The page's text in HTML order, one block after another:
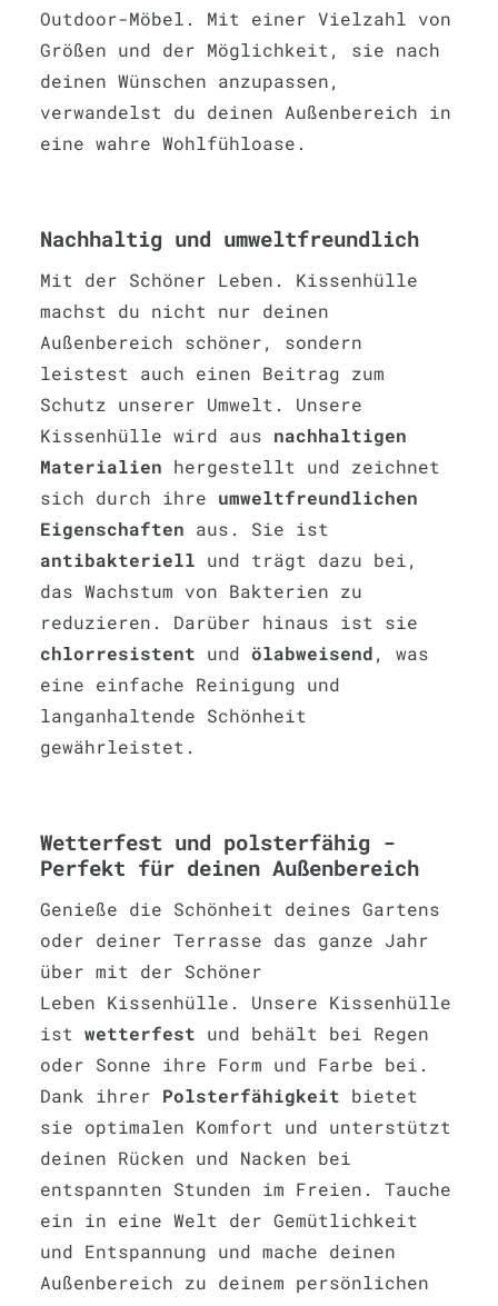
Outdoor-Möbel. Mit einer Vielzahl von
Größen und der Möglichkeit, sie nach
deinen Wünschen anzupassen,
verwandelst du deinen Außenbereich in
eine wahre Wohlfühloase.
Nachhaltig und umweltfreundlich
Mit der Schöner Leben. Kissenhülle
machst du nicht nur deinen
Außenbereich schöner, sondern
leistest auch einen Beitrag zum
Schutz unserer Umwelt. Unsere
Kissenhülle wird aus nachhaltigen
Materialien hergestellt und zeichnet
sich durch ihre umweltfreundlichen
Eigenschaften aus. Sie ist
antibakteriell und trägt dazu bei,
das Wachstum von Bakterien zu
reduzieren. Darüber hinaus ist sie
chlorresistent und ölabweisend, was
eine einfache Reinigung und
langanhaltende Schönheit
gewährleistet.
Wetterfest und polsterfähig -
Perfekt für deinen Außenbereich
Genieße die Schönheit deines Gartens
oder deiner Terrasse das ganze Jahr
über mit der Schöner
Leben Kissenhülle. Unsere Kissenhülle
ist wetterfest und behält bei Regen
oder Sonne ihre Form und Farbe bei.
Dank ihrer Polsterfähigkeit bietet
sie optimalen Komfort und unterstützt
deinen Rücken und Nacken bei
entspannten Stunden im Freien. Tauche
ein in eine Welt der Gemütlichkeit
und Entspannung und mache deinen
Außenbereich zu deinem persönlichen